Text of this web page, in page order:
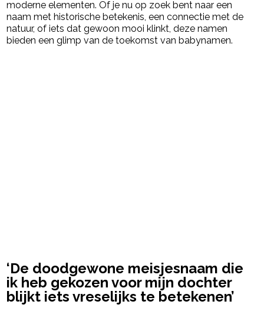
moderne elementen. Of je nu op zoek bent naar een
naam met historische betekenis, een connectie met de
natuur, of iets dat gewoon mooi klinkt, deze namen
bieden een glimp van de toekomst van babynamen.
‘De doodgewone meisjesnaam die
ik heb gekozen voor mijn dochter
blijkt iets vreselijks te betekenen’